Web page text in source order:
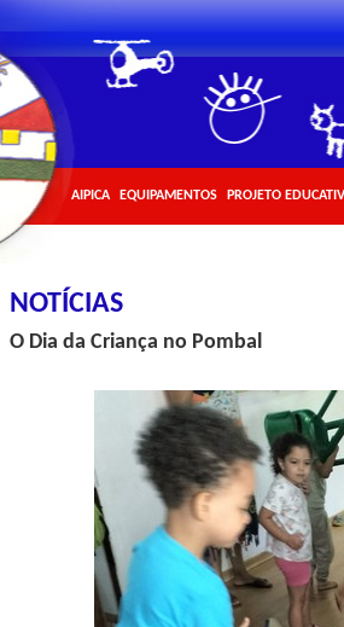
AIPICA EQUIPAMENTOS PROJETO
NOTÍCIAS
O Dia da Criança no Pombal